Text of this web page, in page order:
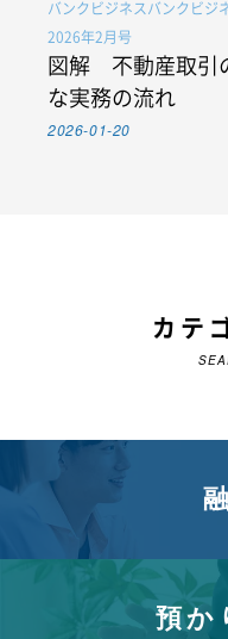
バンクビジネスバンクビジ
2026年2月号
図解 不動産取引
な実務の流れ
2026-01-20
カテ
預か